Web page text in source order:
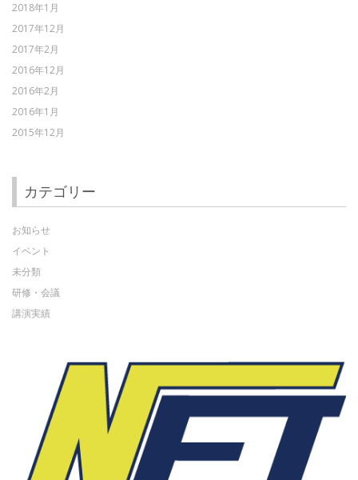
2018年1月
2017年12月
2017年2月
2016年12月
2016年2月
2016年1月
2015年12月
カテゴリー
お知らせ
イベント
未分類
研修・会議
講演実績